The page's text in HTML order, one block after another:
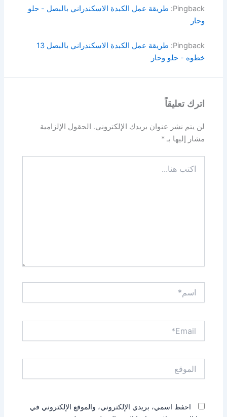
Pingback: طريقة عمل الكبدة الاسكندراني بالبصل - حلو
وحار
Pingback:
طريقة عمل الكبدة الاسكندراني بالبصل 13
خطوه - حلو وحار
اترك تعليقاً
لن يتم نشر عنوان بريدك الإلكتروني. الحقول الإلزامية
مشار إليها بـ*
هنا...
احفظ اسمي، بريدي الإلكتروني، والموقع الإلكتروني في